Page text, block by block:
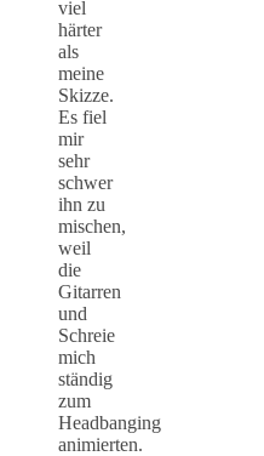
viel
härter
als
meine
Skizze.
Es fiel
mir
sehr
schwer
ihn zu
mischen,
weil
die
Gitarren
und
Schreie
mich
ständig
zum
Headbanging
animierten.